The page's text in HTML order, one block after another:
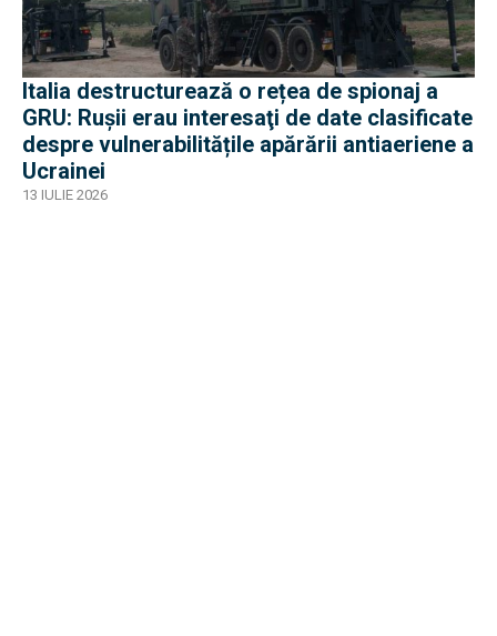
Italia destructurează o rețea de spionaj a
GRU: Ruşii erau interesaţi de date clasificate
despre vulnerabilitățile apărării antiaeriene a
Ucrainei
13 IULIE 2026